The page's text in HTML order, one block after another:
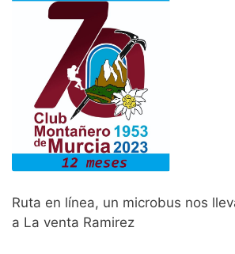
Ruta en línea, un microbus nos
a La venta Ramirez